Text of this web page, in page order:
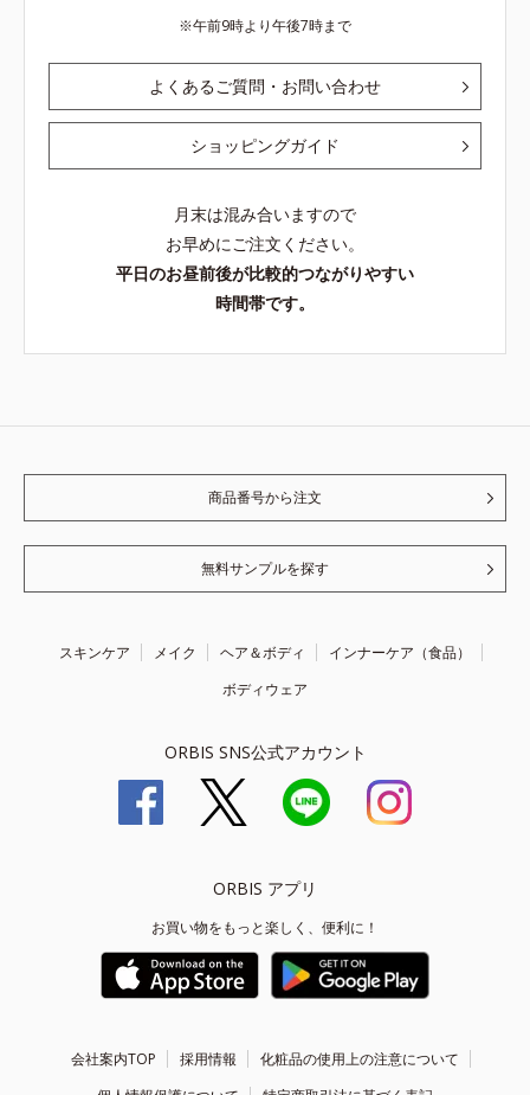
午前9時より午後7時まで
よくあるご質問・お問い合わせ
ショッピングガイド
月末は混み合いますので
お早めにご注文ください。
平日のお昼前後が比較的つながりやすい
時間帯です。
商品番号から注文
無料サンプルを探す
スキンケア メイク ヘア＆ボディ
インナーケア（食品）
ボディウェア
ORBIS SNS公式アカウント
ORBIS アプリ
お買い物をもっと楽しく、便利に！
会社案内TOP 採用情報
化粧品の使用上の注意について